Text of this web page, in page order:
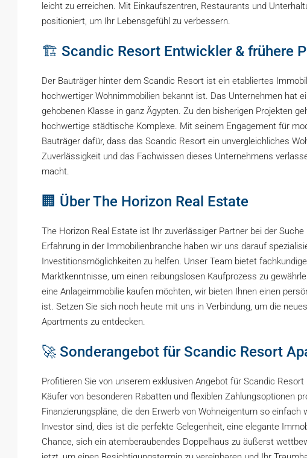
leicht zu erreichen. Mit Einkaufszentren, Restaurants und
positioniert, um Ihr Lebensgefühl zu verbessern.
🏗 Scandic Resort Entwickler & frühere
Der Bauträger hinter dem Scandic Resort ist ein etabliertes
hochwertiger Wohnimmobilien bekannt ist. Das Unternehmen hat
gehobenen Klasse in ganz Ägypten. Zu den bisherigen Projekten
hochwertige städtische Komplexe. Mit seinem Engagement für
Bauträger dafür, dass das Scandic Resort ein unvergleichliches
Zuverlässigkeit und das Fachwissen dieses Unternehmens
macht.
🏢 Über The Horizon Real Estate
The Horizon Real Estate ist Ihr zuverlässiger Partner bei der
Erfahrung in der Immobilienbranche haben wir uns darauf
Investitionsmöglichkeiten zu helfen. Unser Team bietet
Marktkenntnisse, um einen reibungslosen Kaufprozess zu
eine Anlageimmobilie kaufen möchten, wir bieten Ihnen einen
ist. Setzen Sie sich noch heute mit uns in Verbindung, um die
Apartments zu entdecken.
🚀 Sonderangebot für Scandic Resort
Profitieren Sie von unserem exklusiven Angebot für Scandic
Käufer von besonderen Rabatten und flexiblen Zahlungsoptionen
Finanzierungspläne, die den Erwerb von Wohneigentum so
Investor sind, dies ist die perfekte Gelegenheit, eine elegante
Chance, sich ein atemberaubendes Doppelhaus zu äußerst